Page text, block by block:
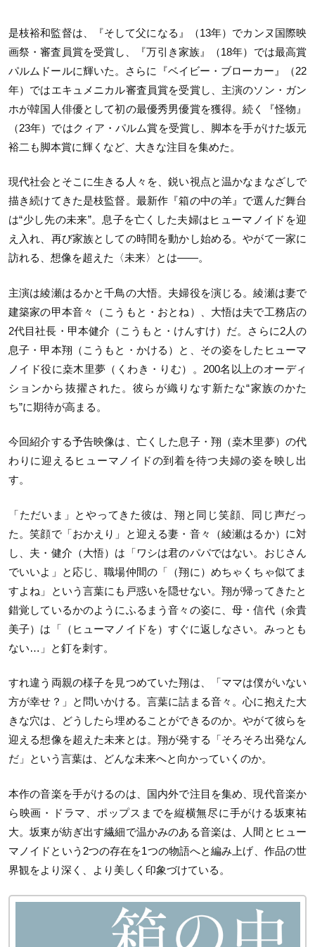
是枝裕和監督は、『そして父になる』（13年）でカンヌ国際映
画祭・審査員賞を受賞し、『万引き家族』（18年）では最高賞
パルムドールに輝いた。さらに『ベイビー・ブローカー』（22
年）ではエキュメニカル審査員賞を受賞し、主演のソン・ガン
ホが韓国人俳優として初の最優秀男優賞を獲得。続く『怪物』
（23年）ではクィア・パルム賞を受賞し、脚本を手がけた坂元
裕二も脚本賞に輝くなど、大きな注目を集めた。
現代社会とそこに生きる人々を、鋭い視点と温かなまなざしで
描き続けてきた是枝監督。最新作『箱の中の羊』で選んだ舞台
は“少し先の未来”。息子を亡くした夫婦はヒューマノイドを迎
え入れ、再び家族としての時間を動かし始める。やがて一家に
訪れる、想像を超えた〈未来〉とは——。
主演は綾瀬はるかと千鳥の大悟。夫婦役を演じる。綾瀬は妻で
建築家の甲本音々（こうもと・おとね）、大悟は夫で工務店の
2代目社長・甲本健介（こうもと・けんすけ）だ。さらに2人の
息子・甲本翔（こうもと・かける）と、その姿をしたヒューマ
ノイド役に桒木里夢（くわき・りむ）。200名以上のオーディ
ションから抜擢された。彼らが織りなす新たな“家族のかた
ち”に期待が高まる。
今回紹介する予告映像は、亡くした息子・翔（桒木里夢）の代
わりに迎えるヒューマノイドの到着を待つ夫婦の姿を映し出
す。
「ただいま」とやってきた彼は、翔と同じ笑顔、同じ声だっ
た。笑顔で「おかえり」と迎える妻・音々（綾瀬はるか）に対
し、夫・健介（大悟）は「ワシは君のパパではない。おじさん
でいいよ」と応じ、職場仲間の「（翔に）めちゃくちゃ似てま
すよね」という言葉にも戸惑いを隠せない。翔が帰ってきたと
錯覚しているかのようにふるまう音々の姿に、母・信代（余貴
美子）は「（ヒューマノイドを）すぐに返しなさい。みっとも
ない…」と釘を刺す。
すれ違う両親の様子を見つめていた翔は、「ママは僕がいない
方が幸せ？」と問いかける。言葉に詰まる音々。心に抱えた大
きな穴は、どうしたら埋めることができるのか。やがて彼らを
迎える想像を超えた未来とは。翔が発する「そろそろ出発なん
だ」という言葉は、どんな未来へと向かっていくのか。
本作の音楽を手がけるのは、国内外で注目を集め、現代音楽か
ら映画・ドラマ、ポップスまでを縦横無尽に手がける坂東祐
大。坂東が紡ぎ出す繊細で温かみのある音楽は、人間とヒュー
マノイドという2つの存在を1つの物語へと編み上げ、作品の世
界観をより深く、より美しく印象づけている。